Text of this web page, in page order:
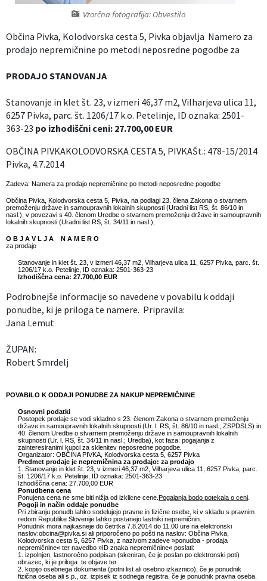
Vzorčna fotografija: Obvestilo
Občina Pivka, Kolodvorska cesta 5, Pivka objavlja Namero za
prodajo nepremičnine po metodi neposredne pogodbe za
PRODAJO STANOVANJA
Stanovanje in klet št. 23, v izmeri 46,37 m2, Vilharjeva ulica 11,
6257 Pivka, parc. št. 1206/17 k.o. Petelinje, ID oznaka: 2501-
363-23 po izhodiščni ceni: 27.700,00 EUR
OBČINA PIVKAKOLODVORSKA CESTA 5, PIVKAŠt.: 478-15/2014
Pivka, 4.7.2014
Zadeva: Namera za prodajo nepremičnine po metodi neposredne pogodbe
Občina Pivka, Kolodvorska cesta 5, Pivka, na podlagi 23. člena Zakona o stvarnem
premoženju države in samoupravnih lokalnih skupnosti (Uradni list RS, št. 86/10 in
nasl.), v povezavi s 40. členom Uredbe o stvarnem premoženju države in samoupravnih
lokalnih skupnosti (Uradni list RS, št. 34/11 in nasl.),
O B J A V L J A N A M E R O
za prodajo
Stanovanje in klet št. 23, v izmeri 46,37 m2, Vilharjeva ulica 11, 6257 Pivka, parc. št.
1206/17 k.o. Petelinje, ID oznaka: 2501-363-23
Izhodiščna cena: 27.700,00 EUR
Podrobnejše informacije so navedene v povabilu k oddaji
ponudbe, ki je priloga te namere. Pripravila:
Jana Lemut
ŽUPAN:
Robert Smrdelj
POVABILO K ODDAJI PONUDBE ZA NAKUP NEPREMIČNINE
Osnovni podatki
Postopek prodaje se vodi skladno s 23. členom Zakona o stvarnem premoženju
države in samoupravnih lokalnih skupnosti (Ur. l. RS, št. 86/10 in nasl.; ZSPDSLS) in
40. členom Uredbe o stvarnem premoženju države in samoupravnih lokalnih
skupnosti (Ur. l. RS, št. 34/11 in nasl.; Uredba), kot faza: pogajanja z
zainteresiranimi kupci za sklenitev neposredne pogodbe.
Organizator: OBČINA PIVKA, Kolodvorska cesta 5, 6257 Pivka
Predmet prodaje je nepremičnina za prodajo: za prodajo
1. Stanovanje in klet št. 23, v izmeri 46,37 m2, Vilharjeva ulica 11, 6257 Pivka, parc.
št. 1206/17 k.o. Petelinje, ID oznaka: 2501-363-23
Izhodiščna cena: 27.700,00 EUR
Ponudbena cena
Ponujena cena ne sme biti nižja od izklicne cene. Pogajanja bodo potekala o ceni.
Pogoji in način oddaje ponudbe
Pri zbiranju ponudb lahko sodelujejo pravne in fizične osebe, ki v skladu s pravnim
redom Republike Slovenije lahko postanejo lastniki nepremičnin.
Ponudnik mora najkasneje do četrtka 7.8.2014 do 11.00 ure na elektronski
naslov:obcina@pivka.si ali priporočeno po pošti na naslov: Občina Pivka,
Kolodvorska cesta 5, 6257 Pivka, z nazivom zadeve »ponudba - prodaja
nepremičnine« ter navedbo »ID znaka nepremičnine« poslati:
1. izpolnjen, lastnoročno podpisan (skeniran, če je poslan po elektronski poti)
obrazec, ki je priloga te objave ter
2. kopijo osebnega dokumenta (potni list ali osebno izkaznico), če je ponudnik
fizična oseba ali s.p., oz. izpisek iz sodnega registra, če je ponudnik pravna oseba.
Kultura, šport in turizem
Sociala in zdravstvo
Skupna občinska uprava